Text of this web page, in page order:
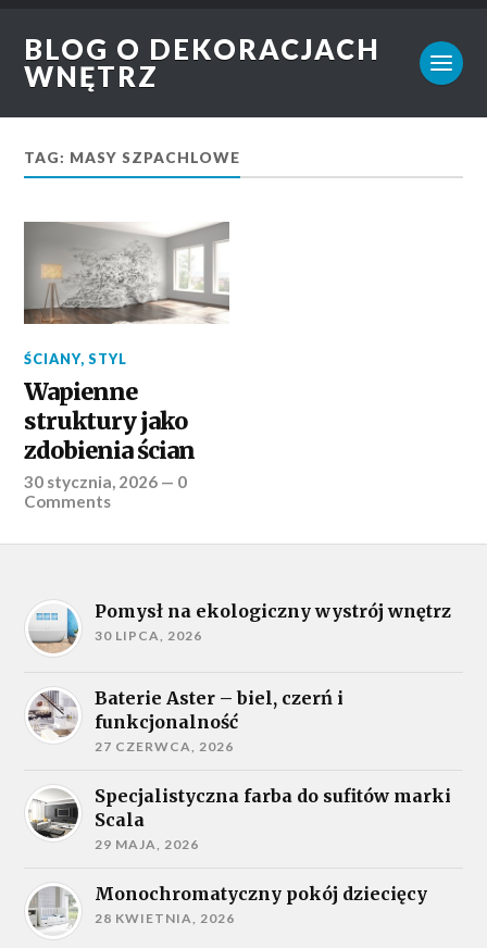
BLOG O DEKORACJACH
WNĘTRZ
TAG: MASY SZPACHLOWE
ŚCIANY,STYL
Wapienne
struktury jako
zdobienia ścian
30 stycznia, 2026 — 0
Comments
Pomysł na ekologiczny wystrój wnętrz
30 LIPCA, 2026
Baterie Aster – biel, czerń i
funkcjonalność
27 CZERWCA, 2026
Specjalistyczna farba do sufitów marki
Scala
29 MAJA, 2026
Monochromatyczny pokój dziecięcy
28 KWIETNIA, 2026